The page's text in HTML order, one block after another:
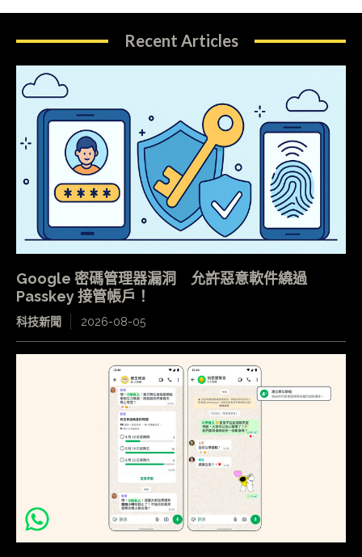
Recent Articles
Google 密碼管理器漏洞 允許惡意軟件繞過
Passkey 接管帳戶！
科技新聞 2026-08-05